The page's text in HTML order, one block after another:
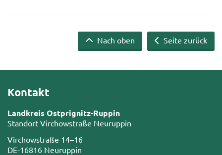
Seite zurück
Nach oben
Kontakt
Landkreis Ostprignitz-Ruppin
Standort Virchowstraße Neuruppin
Virchowstraße 14–16
DE-16816 Neuruppin